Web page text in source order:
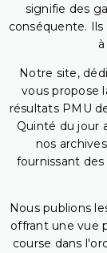
signifie des
conséquente.
Notre site,
vous propose
résultats PMU
Quinté du jour
nos
fournissant des
Nous publions
offrant une vue
course dans